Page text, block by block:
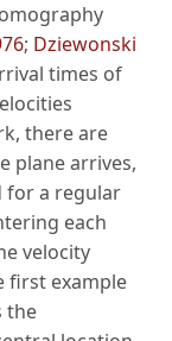
; Dziewonski
times of
there are
plane arrives,
for a regular
each
velocity
first example
the